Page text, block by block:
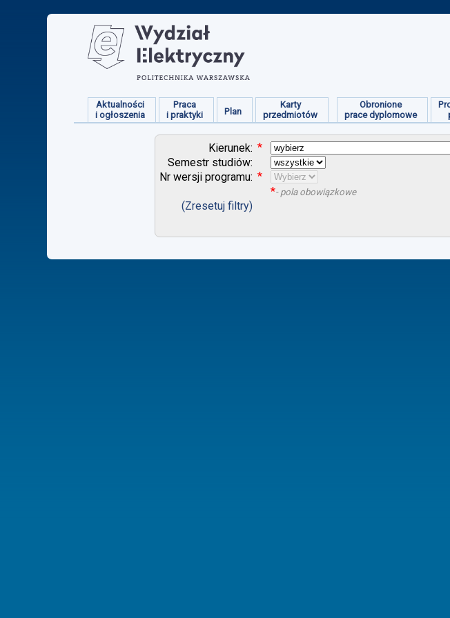
Aktualności
i ogłoszenia
Praca
i praktyki
Plan
Karty
przedmiotów
Obronione
prace dyplomowe
Kierunek: *
Semestr studiów:
Nr wersji programu: *
*- pola obowiązkowe
(Zresetuj filtry)